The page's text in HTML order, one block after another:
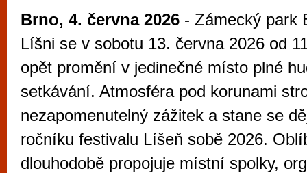
Brno, 4. června 2026 - Zámecký park
Líšni se v sobotu 13. června 2026 od
opět promění v jedinečné místo plné
setkávání. Atmosféra pod korunami
nezapomenutelný zážitek a stane se
ročníku festivalu Líšeň sobě 2026.
dlouhodobě propojuje místní spolky,
Brno je
zajímavé
restaurace,
Mimo jiné je ale také místem, kde si
vyzkoušet různé kasinové hry. V
metropoli naleznete širokou nabídku her
po moderní automaty jak pro pravidelné
příležitostné hráče. V...